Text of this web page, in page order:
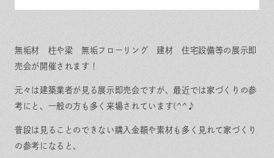
無垢材 柱や梁 無垢フローリング 建材 住宅設備等の展示即
売会が開催されます！
元々は建築業者が見る展示即売会ですが、最近では家づくりの参
考にと、一般の方も多く来場されています(^^♪
普段は見ることのできない購入金額や素材も多く見れて家づくり
の参考になると、